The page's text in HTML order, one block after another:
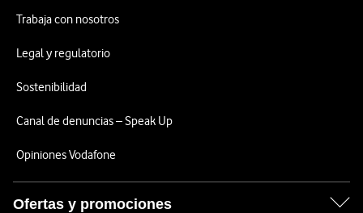
Trabaja con nosotros
Legal y regulatorio
Sostenibilidad
Canal de denuncias – Speak Up
Opiniones Vodafone
Ofertas y promociones